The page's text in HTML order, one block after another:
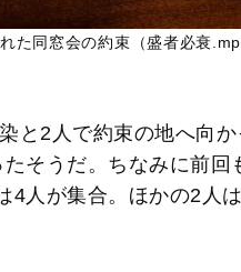
た同窓会の約束（盛者必衰
と2人で約束の地へ向
そうだ。ちなみに前回
4人が集合。ほかの2人